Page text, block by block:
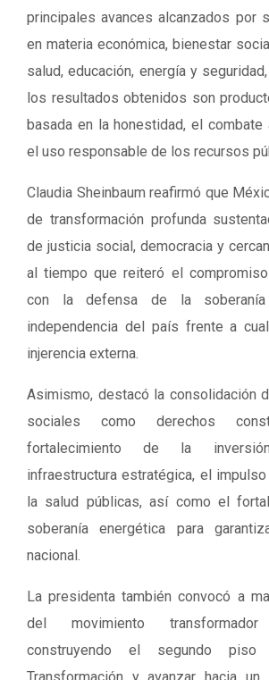
principales avances alcanzados por
en materia económica, bienestar
salud, educación, energía y
los resultados obtenidos son
basada en la honestidad, el
el uso responsable de los recursos
Claudia Sheinbaum reafirmó que
de transformación profunda
de justicia social, democracia y
al tiempo que reiteró el
con la defensa de la
independencia del país frente a
injerencia externa.
Asimismo, destacó la consolidación
sociales como derechos
fortalecimiento de la
infraestructura estratégica, el
la salud públicas, así como el
soberanía energética para
nacional.
La presidenta también convocó a
del movimiento
construyendo el segundo